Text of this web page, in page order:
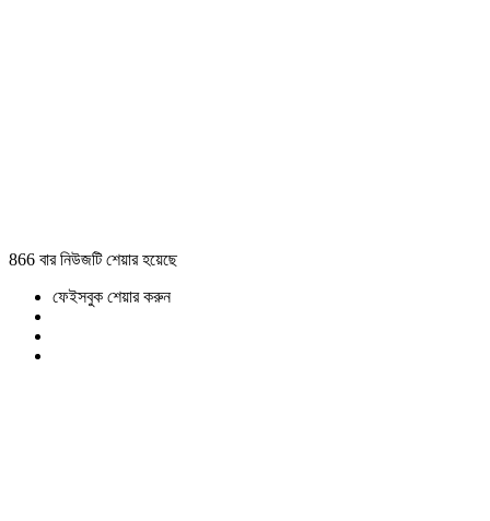
866 বার নিউজটি শেয়ার হয়েছে
ফেইসবুক শেয়ার করুন